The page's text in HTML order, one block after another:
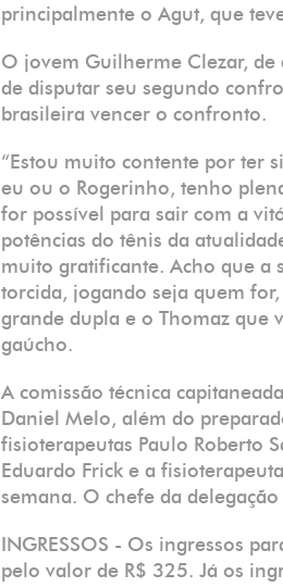
principalmente o Agut, que
O jovem Guilherme Clezar, de
de disputar seu segundo
brasileira vencer o confronto.
“Estou muito contente por ter
eu ou o Rogerinho, tenho
for possível para sair com a
potências do tênis da
muito gratificante. Acho que a
torcida, jogando seja quem
grande dupla e o Thomaz que
gaúcho.
A comissão técnica
Daniel Melo, além do
fisioterapeutas Paulo Roberto
Eduardo Frick e a
semana. O chefe da delegação
INGRESSOS - Os ingressos
pelo valor de R$ 325. Já os